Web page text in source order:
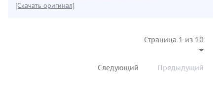
[Скачать оригинал]
Страница 1 из 10
Предыдущий
Следующий